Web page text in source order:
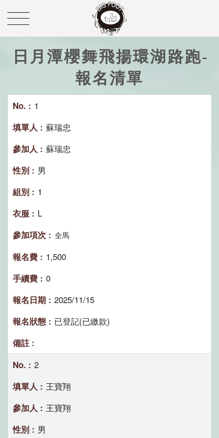
日月潭櫻舞飛揚環湖路跑-
報名清單
1
蘇瑞忠
蘇瑞忠
男
1
L
全馬
1,500
0
2025/11/15
已登記(已繳款)
2
王寶翔
王寶翔
男